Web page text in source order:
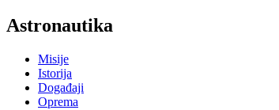
Astronautika
Misije
Istorija
Događaji
Oprema